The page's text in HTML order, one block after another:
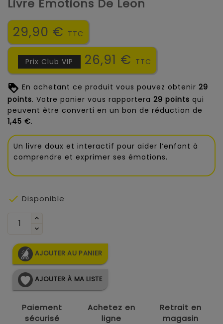
Livre Emotions De Leon
29,90 € TTC
Prix Club VIP 26,91 € TTC
En achetant ce produit vous pouvez obtenir 29
points. Votre panier vous rapportera 29 points qui
peuvent être converti en un bon de réduction de
1,45 €.
Un livre doux et interactif pour aider l’enfant à
comprendre et exprimer ses émotions.
 Disponible
AJOUTER AU PANIER
AJOUTER À MA LISTE
Paiement
sécurisé
Achetez en
ligne
Retrait en
magasin